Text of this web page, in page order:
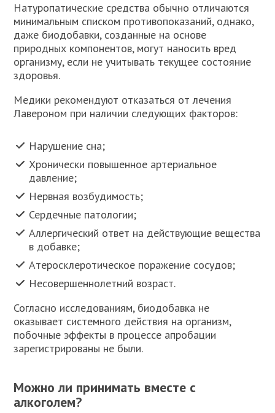
Натуропатические средства обычно отличаются
минимальным списком противопоказаний, однако,
даже биодобавки, созданные на основе
природных компонентов, могут наносить вред
организму, если не учитывать текущее состояние
здоровья.
Медики рекомендуют отказаться от лечения
Лавероном при наличии следующих факторов:
Нарушение сна;
Хронически повышенное артериальное
давление;
Нервная возбудимость;
Сердечные патологии;
Аллергический ответ на действующие вещества
в добавке;
Атеросклеротическое поражение сосудов;
Несовершеннолетний возраст.
Согласно исследованиям, биодобавка не
оказывает системного действия на организм,
побочные эффекты в процессе апробации
зарегистрированы не были.
Можно ли принимать вместе с
алкоголем?